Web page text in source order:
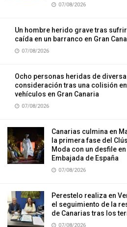
07/08/2026
Un hombre herido grave tras
caída en un barranco en Gran
07/08/2026
Ocho personas heridas de diversa
consideración tras una colisión
vehículos en Gran Canaria
07/08/2026
Canarias culmina en
la primera fase del
Moda con un desfile en
Embajada de España
07/08/2026
Perestelo realiza en
el seguimiento de la
de Canarias tras los
07/08/2026